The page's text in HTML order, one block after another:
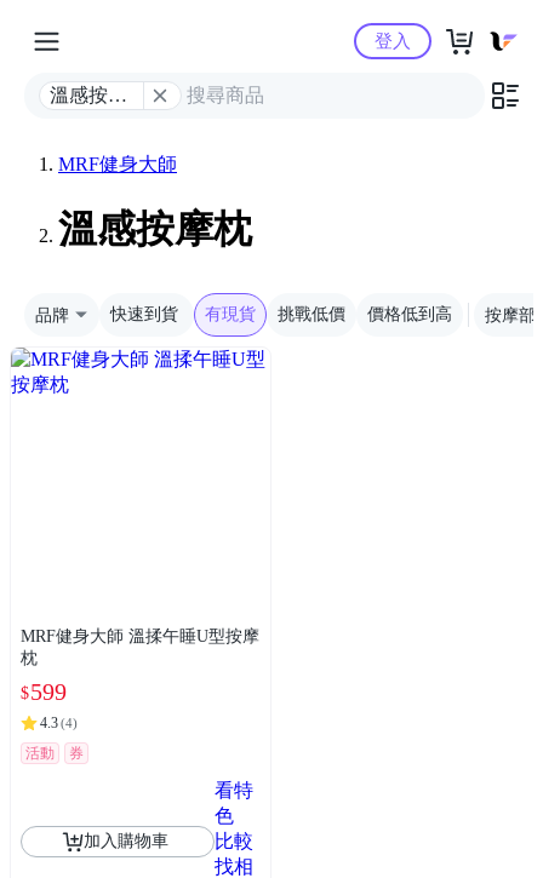
Yahoo購物中心
溫感按摩
登入
MRF健身大師
溫感按摩枕
品牌 快速到貨 有現貨 挑戰低價 價格低到高 按摩部
MRF健身大師 溫揉午睡U型按摩
枕
$599
4.3(4)
活動 券
加入購物車
看特
色
比較
找相